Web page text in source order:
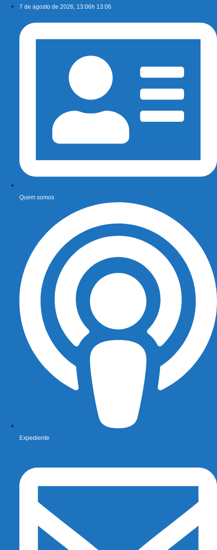
conteúdo
7 de agosto de 2026, 13:06h 13:06
Quem somos
Expediente